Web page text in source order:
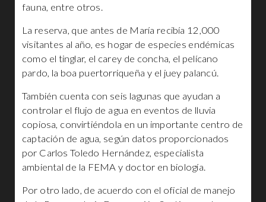
fauna, entre otros.
La reserva, que antes de María recibía 12,000
visitantes al año, es hogar de especies endémicas
como el tinglar, el carey de concha, el pelícano
pardo, la boa puertorriqueña y el juey palancú.
También cuenta con seis lagunas que ayudan a
controlar el flujo de agua en eventos de lluvia
copiosa, convirtiéndola en un importante centro de
captación de agua, según datos proporcionados
por Carlos Toledo Hernández, especialista
ambiental de la FEMA y doctor en biología.
Por otro lado, de acuerdo con el oficial de manejo